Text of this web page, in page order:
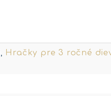
, Hračky pre 3 ročné